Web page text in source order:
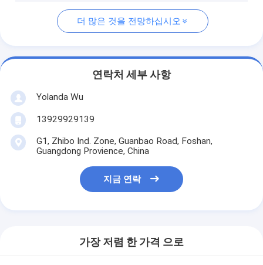
더 많은 것을 전망하십시오
연락처 세부 사항
Yolanda Wu
13929929139
G1, Zhibo Ind. Zone, Guanbao Road, Foshan,
Guangdong Provience, China
지금 연락
가장 저렴 한 가격 으로